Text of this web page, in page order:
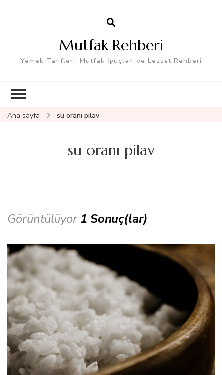
Mutfak Rehberi
Yemek Tarifleri, Mutfak İpuçları ve Lezzet Rehberi
Ana sayfa su oranı pilav
su oranı pilav
Görüntülüyor 1 Sonuç(lar)